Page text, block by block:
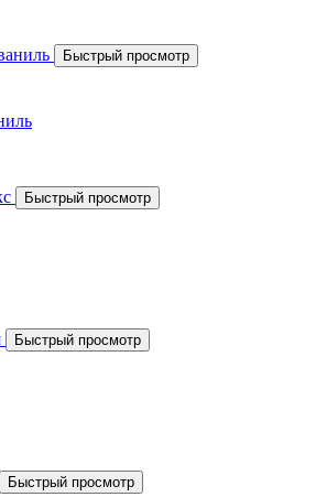
Быстрый просмотр
Быстрый просмотр
Быстрый просмотр
Быстрый просмотр